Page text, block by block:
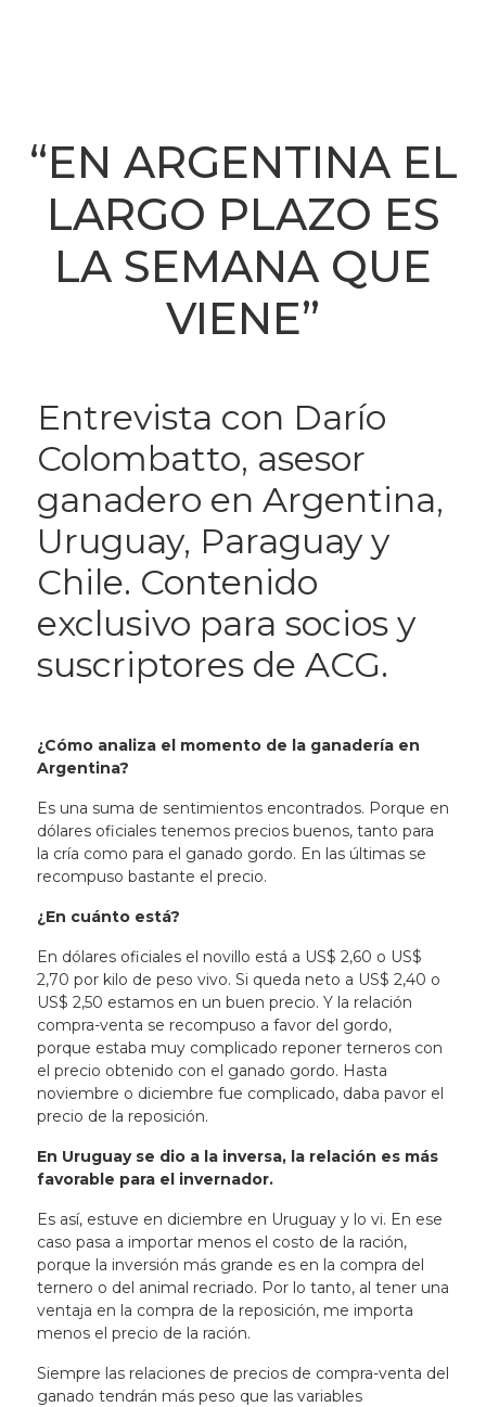
“EN ARGENTINA EL
LARGO PLAZO ES
LA SEMANA QUE
VIENE”
Entrevista con Darío
Colombatto, asesor
ganadero en Argentina,
Uruguay, Paraguay y
Chile. Contenido
exclusivo para socios y
suscriptores de ACG.
¿Cómo analiza el momento de la ganadería en
Argentina?
Es una suma de sentimientos encontrados. Porque en
dólares oficiales tenemos precios buenos, tanto para
la cría como para el ganado gordo. En las últimas se
recompuso bastante el precio.
¿En cuánto está?
En dólares oficiales el novillo está a US$ 2,60 o US$
2,70 por kilo de peso vivo. Si queda neto a US$ 2,40 o
US$ 2,50 estamos en un buen precio. Y la relación
compra-venta se recompuso a favor del gordo,
porque estaba muy complicado reponer terneros con
el precio obtenido con el ganado gordo. Hasta
noviembre o diciembre fue complicado, daba pavor el
precio de la reposición.
En Uruguay se dio a la inversa, la relación es más
favorable para el invernador.
Es así, estuve en diciembre en Uruguay y lo vi. En ese
caso pasa a importar menos el costo de la ración,
porque la inversión más grande es en la compra del
ternero o del animal recriado. Por lo tanto, al tener una
ventaja en la compra de la reposición, me importa
menos el precio de la ración.
Siempre las relaciones de precios de compra-venta del
ganado tendrán más peso que las variables